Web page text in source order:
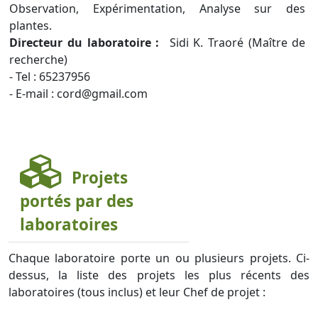
Observation, Expérimentation, Analyse sur des
plantes.
Directeur du laboratoire :
Sidi K. Traoré (Maître de
recherche)
- Tel : 65237956
- E-mail : cord@gmail.com
Projets
portés par des
laboratoires
Chaque laboratoire porte un ou plusieurs projets. Ci-
dessus, la liste des projets les plus récents des
laboratoires (tous inclus) et leur Chef de projet :